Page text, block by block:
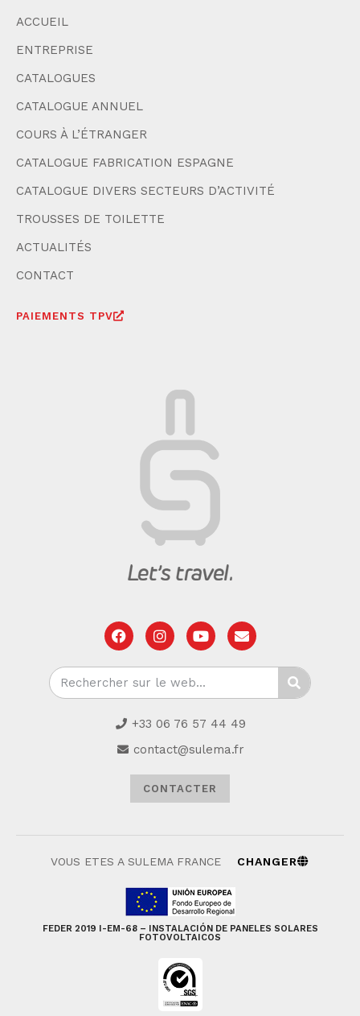
ACCUEIL
ENTREPRISE
CATALOGUES
CATALOGUE ANNUEL
COURS À L’ÉTRANGER
CATALOGUE FABRICATION ESPAGNE
CATALOGUE DIVERS SECTEURS D’ACTIVITÉ
TROUSSES DE TOILETTE
ACTUALITÉS
CONTACT
PAIEMENTS TPV
+33 06 76 57 44 49
contact@sulema.fr
CONTACTER
VOUS ETES A SULEMA FRANCE CHANGER
FEDER 2019 I-EM-68 – INSTALACIÓN DE PANELES SOLARES
FOTOVOLTAICOS